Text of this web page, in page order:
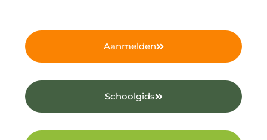
Aanmelden
Schoolgids